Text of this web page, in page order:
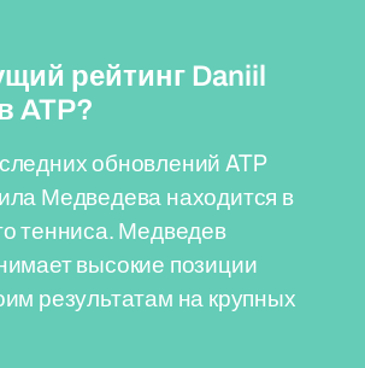
рейтинг Daniil
ATP?
обновлений ATP
Медведева находится в
тенниса. Медведев
высокие позиции
результатам на крупных